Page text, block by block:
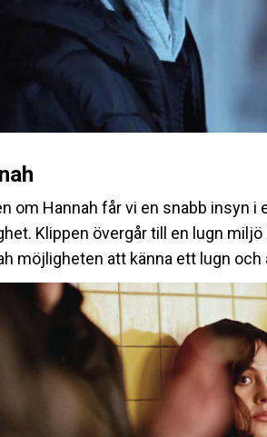
om Hannah får vi en snabb insyn
Klippen övergår till en lugn
möjligheten att känna ett lugn och